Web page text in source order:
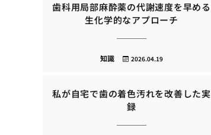
歯科用局部麻酔薬の代謝速度を早める
生化学的なアプローチ
2026.04.19
知識
私が自宅で歯の着色汚れを改善した実
録